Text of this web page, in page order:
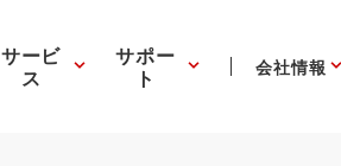
サービ
ス
サポー
ト 会社情報